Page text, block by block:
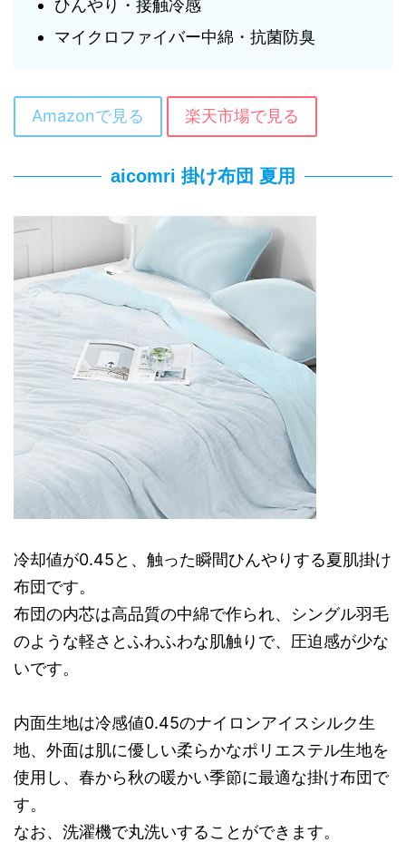
ひんやり・接触冷感
マイクロファイバー中綿・抗菌防臭
Amazonで見る 楽天市場で見る
aicomri 掛け布団 夏用
冷却値が0.45と、触った瞬間ひんやりする夏肌掛け
布団です。
布団の内芯は高品質の中綿で作られ、シングル羽毛
のような軽さとふわふわな肌触りで、圧迫感が少な
いです。
内面生地は冷感値0.45のナイロンアイスシルク生
地、外面は肌に優しい柔らかなポリエステル生地を
使用し、春から秋の暖かい季節に最適な掛け布団で
す。
なお、洗濯機で丸洗いすることができます。